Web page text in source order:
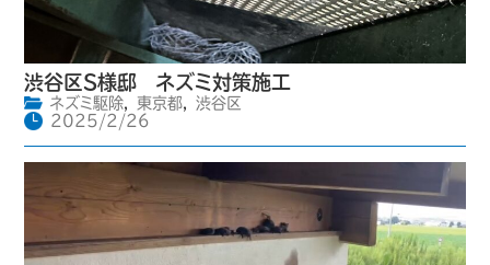
渋谷区S様邸 ネズミ対策施工
ネズミ駆除, 東京都,
渋谷区
2025/2/26